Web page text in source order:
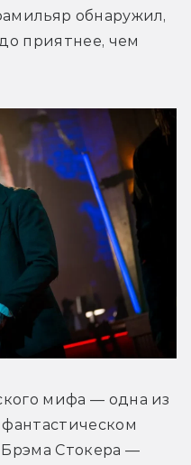
обнаружил,
приятнее, чем
мифа — одна из
Стокера —